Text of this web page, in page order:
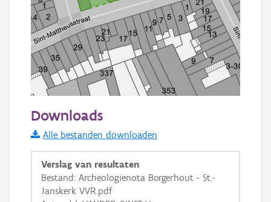
Informatie Vlaanderen
i
+ −
Downloads
Alle bestanden downloaden
Verslag van resultaten
Bestand: Archeologienota Borgerhout - St.-
Janskerk VVR.pdf